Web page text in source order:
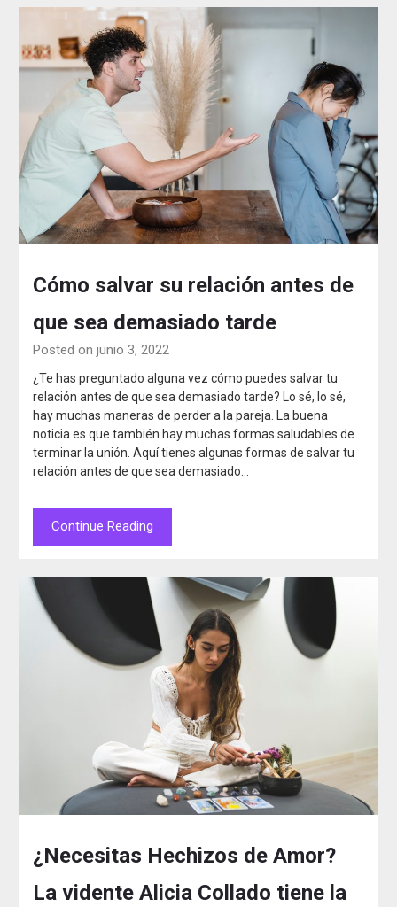
Cómo salvar su relación antes de
que sea demasiado tarde
Posted on junio 3, 2022
¿Te has preguntado alguna vez cómo puedes salvar tu
relación antes de que sea demasiado tarde? Lo sé, lo sé,
hay muchas maneras de perder a la pareja. La buena
noticia es que también hay muchas formas saludables de
terminar la unión. Aquí tienes algunas formas de salvar tu
relación antes de que sea demasiado…
Continue Reading
¿Necesitas Hechizos de Amor?
La vidente Alicia Collado tiene la